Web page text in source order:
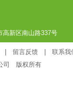
新区南山路337号
留言反馈
联系我
司 版权所有